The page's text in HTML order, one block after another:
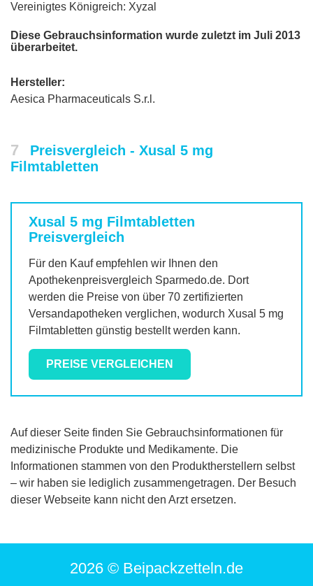
Vereinigtes Königreich: Xyzal
Diese Gebrauchsinformation wurde zuletzt im Juli 2013
überarbeitet.
Hersteller:
Aesica Pharmaceuticals S.r.l.
7
Preisvergleich - Xusal 5 mg
Filmtabletten
Xusal 5 mg Filmtabletten
Preisvergleich
Für den Kauf empfehlen wir Ihnen den
Apothekenpreisvergleich Sparmedo.de. Dort
werden die Preise von über 70 zertifizierten
Versandapotheken verglichen, wodurch Xusal 5 mg
Filmtabletten günstig bestellt werden kann.
PREISE VERGLEICHEN
Auf dieser Seite finden Sie Gebrauchsinformationen für
medizinische Produkte und Medikamente. Die
Informationen stammen von den Produktherstellern selbst
– wir haben sie lediglich zusammengetragen. Der Besuch
dieser Webseite kann nicht den Arzt ersetzen.
2026 © Beipackzetteln.de